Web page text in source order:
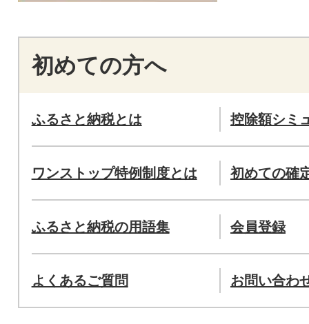
初めての方へ
ふるさと納税とは 控除額シミ
ワンストップ特例制度とは 初めての確
ふるさと納税の用語集 会員登録
よくあるご質問 お問い合わ